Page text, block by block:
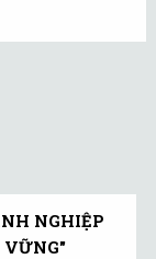
NGHIỆP
VỮNG"